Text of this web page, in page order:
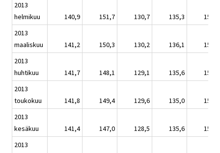
2013
helmikuu
140,9 151,7 130,7 135,3
151,6
2013
maaliskuu
141,2 150,3 130,2 136,1
152,0
2013
huhtikuu
141,7 148,1 129,1 135,6
152,6
2013
toukokuu
141,8 149,4 129,6 135,0
152,6
2013
kesäkuu
141,4 147,0 128,5 135,6
152,2
2013